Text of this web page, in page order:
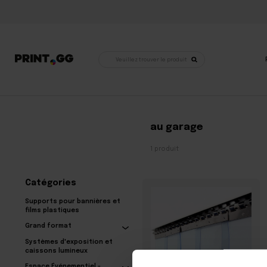
au garage
1 produit
Catégories
Supports pour bannières et
films plastiques
Grand format
Systèmes d'exposition et
caissons lumineux